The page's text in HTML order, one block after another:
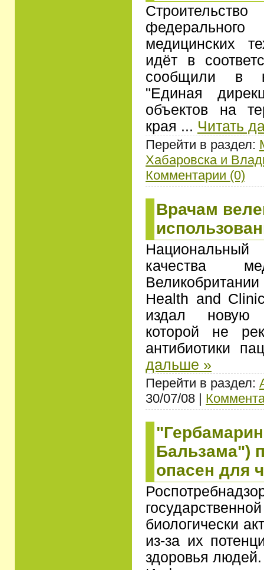
медицинских
идёт в
сообщили в
"Единая
объектов на
края ... Читать
Перейти в раздел:
Хабаровска и
Комментарии (0)
Врачам
Национальный
качества
Health and
издал новую
которой не
антибиотики
дальше »
Перейти в раздел:
30/07/08 |
Бальзама")
опасен для
биологически
из-за их
здоровья людей.